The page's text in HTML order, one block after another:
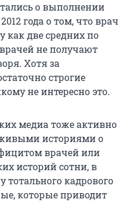
о выполнении
года о том, что врач
как две средних по
не получают
Хотя за
строгие
не интересно это.
медиа тоже активно
историями о
врачей или
историй сотни, в
кадрового
которые приводит